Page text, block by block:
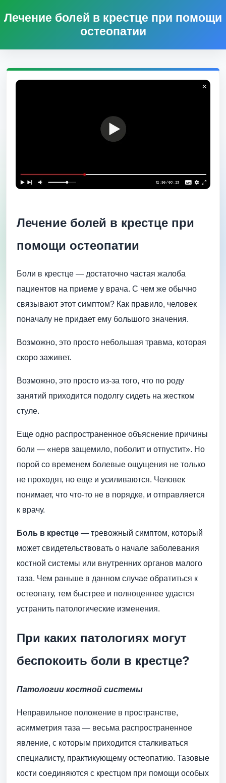
Лечение болей в крестце при помощи
остеопатии
Лечение болей в крестце при
помощи остеопатии
Боли в крестце — достаточно частая жалоба
пациентов на приеме у врача. С чем же обычно
связывают этот симптом? Как правило, человек
поначалу не придает ему большого значения.
Возможно, это просто небольшая травма, которая
скоро заживет.
Возможно, это просто из-за того, что по роду
занятий приходится подолгу сидеть на жестком
стуле.
Еще одно распространенное объяснение причины
боли — «нерв защемило, поболит и отпустит». Но
порой со временем болевые ощущения не только
не проходят, но еще и усиливаются. Человек
понимает, что что-то не в порядке, и отправляется
к врачу.
Боль в крестце — тревожный симптом, который
может свидетельствовать о начале заболевания
костной системы или внутренних органов малого
таза. Чем раньше в данном случае обратиться к
остеопату, тем быстрее и полноценнее удастся
устранить патологические изменения.
При каких патологиях могут
беспокоить боли в крестце?
Патологии костной системы
Неправильное положение в пространстве,
асимметрия таза — весьма распространенное
явление, с которым приходится сталкиваться
специалисту, практикующему остеопатию. Тазовые
кости соединяются с крестцом при помощи особых